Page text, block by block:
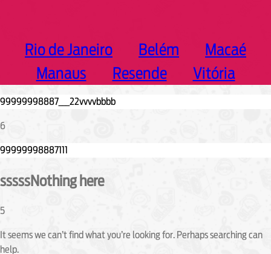
Rio de Janeiro Belém
Macaé
Manaus
Resende Vitória
6
sssssNothing here
5
It seems we can’t find what you’re looking for. Perhaps searching can
help.